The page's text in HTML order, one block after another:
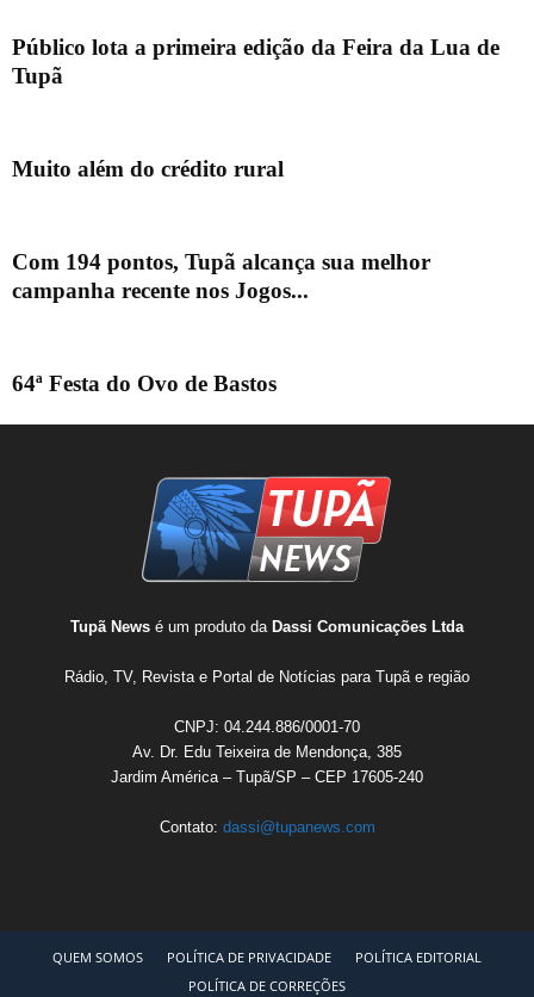
Público lota a primeira edição da Feira da Lua de
Tupã
Muito além do crédito rural
Com 194 pontos, Tupã alcança sua melhor
campanha recente nos Jogos...
64ª Festa do Ovo de Bastos
Tupã News é um produto da Dassi Comunicações Ltda
Rádio, TV, Revista e Portal de Notícias para Tupã e região
CNPJ: 04.244.886/0001-70
Av. Dr. Edu Teixeira de Mendonça, 385
Jardim América – Tupã/SP – CEP 17605-240
Contato: dassi@tupanews.com
QUEM SOMOS POLÍTICA DE PRIVACIDADE
POLÍTICA EDITORIAL
POLÍTICA DE CORREÇÕES